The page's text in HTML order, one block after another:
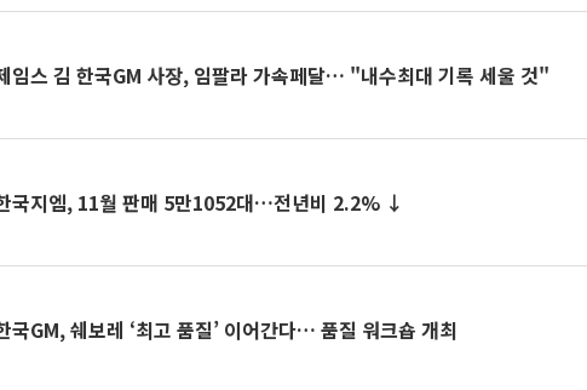
임스 김 한국GM 사장, 임팔라 가속페달… "내수최대 기록 세울 것"
국지엠, 11월 판매 5만1052대…전년비 2.2% ↓
국GM, 쉐보레 ‘최고 품질’ 이어간다… 품질 워크숍 개최